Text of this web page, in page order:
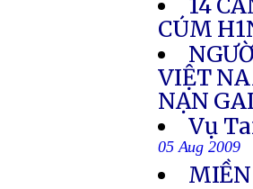
14
CÚM
VIỆT
NẠN
Vụ
05 Aug 2009